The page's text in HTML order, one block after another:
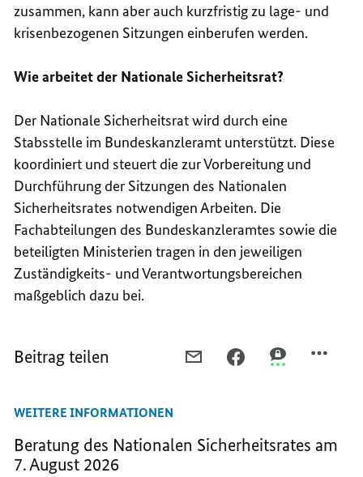
zusammen, kann aber auch kurzfristig zu lage- und
krisenbezogenen Sitzungen einberufen werden.
Wie arbeitet der Nationale Sicherheitsrat?
Der Nationale Sicherheitsrat wird durch eine
Stabsstelle im Bundeskanzleramt unterstützt. Diese
koordiniert und steuert die zur Vorbereitung und
Durchführung der Sitzungen des Nationalen
Sicherheitsrates notwendigen Arbeiten. Die
Fachabteilungen des Bundeskanzleramtes sowie die
beteiligten Ministerien tragen in den jeweiligen
Zuständigkeits- und Verantwortungsbereichen
maßgeblich dazu bei.
Beitrag teilen
NATIONALESICHERHEITSRAT
WEITERE INFORMATIONEN
Beratung des Nationalen Sicherheitsrates am
7. August 2026